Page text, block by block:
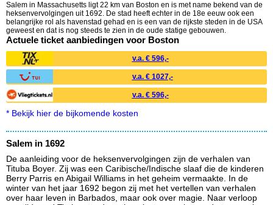
Salem in Massachusetts ligt 22 km van Boston en is met name bekend van de
heksenvervolgingen uit 1692. De stad heeft echter in de 18e eeuw ook een
belangrijke rol als havenstad gehad en is een van de rijkste steden in de USA
geweest en dat is nog steeds te zien in de oude statige gebouwen.
Actuele ticket aanbiedingen voor Boston
v.a. € 596,-
v.a. € 1027,-
v.a. € 596,-
* Bekijk hier de bijkomende kosten
Salem in 1692
De aanleiding voor de heksenvervolgingen zijn de verhalen van
Tituba Boyer. Zij was een Caribische/Indische slaaf die de kinderen
Berry Parris en Abigail Williams in het geheim vermaakte. In de
winter van het jaar 1692 begon zij met het vertellen van verhalen
over haar leven in Barbados, maar ook over magie. Naar verloop